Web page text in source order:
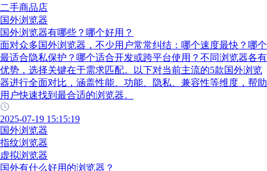
二手商品店
国外浏览器
国外浏览器有哪些？哪个好用？
面对众多国外浏览器，不少用户常常纠结：哪个速度最快？哪个
最适合隐私保护？哪个适合开发或跨平台使用？不同浏览器各有
优势，选择关键在于需求匹配。以下对当前主流的5款国外浏览
器进行全面对比，涵盖性能、功能、隐私、兼容性等维度，帮助
用户快速找到最合适的浏览器。
2025-07-19 15:15:19
国外浏览器
指纹浏览器
虚拟浏览器
国外有什么好用的浏览器？